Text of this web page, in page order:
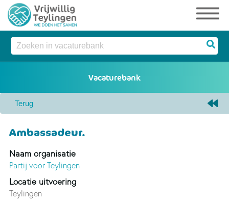
Ambassadeur.
Naam organisatie
Partij voor Teylingen
Locatie uitvoering
Teylingen